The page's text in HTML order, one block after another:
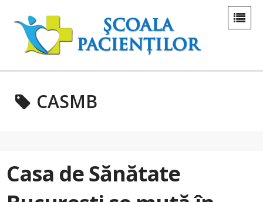
CASMB
Casa de Sănătate